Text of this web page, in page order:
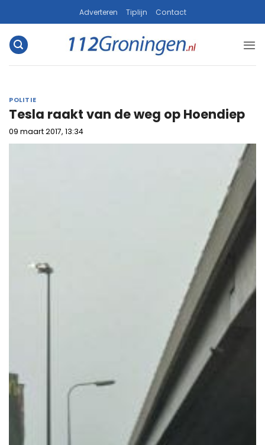
naar
inhoud
Adverteren Tiplijn Contact
POLITIE
Tesla raakt van de weg op Hoendiep
09 maart 2017, 13:34